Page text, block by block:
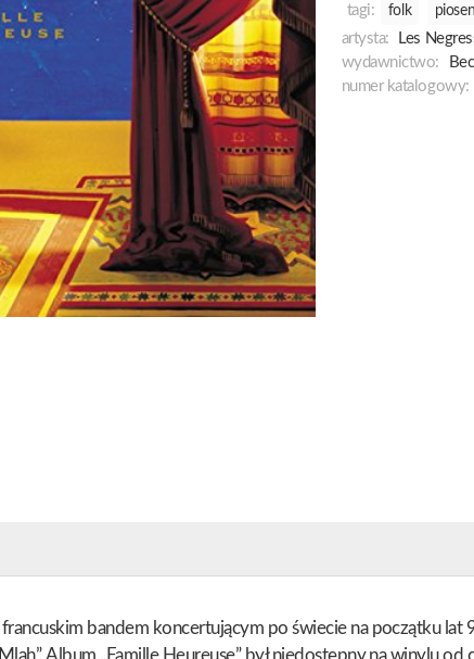
tagi:
folk
artysta:
Les
wydawnictwo:
numer katalogowy:
bandem koncertującym po świecie na początku lat
Album „Famille Heureuse” był niedostępny na winylu od